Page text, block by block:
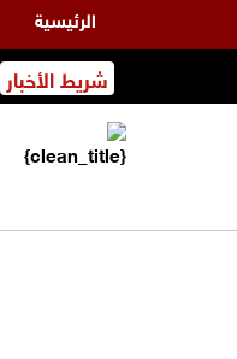
الرئيسية
شريط الأخبار